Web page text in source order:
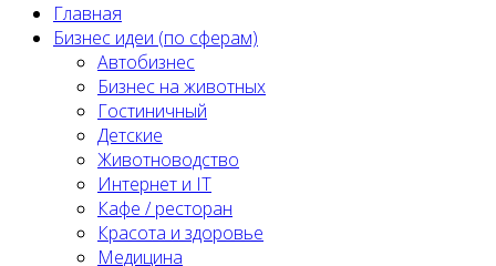
Главная
Бизнес идеи (по сферам)
Автобизнес
Бизнес на животных
Гостиничный
Детские
Животноводство
Интернет и IT
Кафе / ресторан
Красота и здоровье
Медицина